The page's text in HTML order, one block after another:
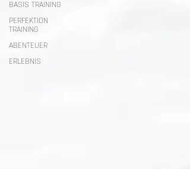
BASIS TRAINING
PERFEKTION
TRAINING
ABENTEUER
ERLEBNIS